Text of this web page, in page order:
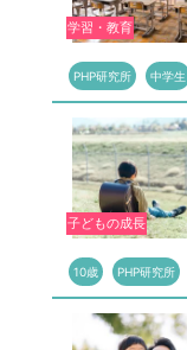
学習・教育
PHP研究所 中学生
子どもの成長
10歳 PHP研究所